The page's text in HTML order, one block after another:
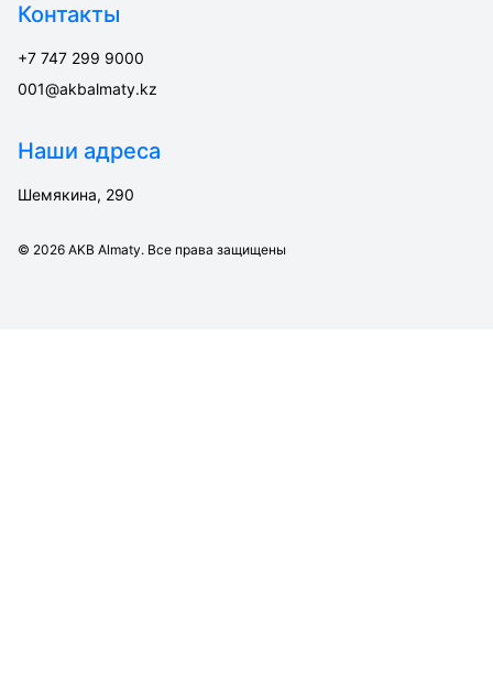
Контакты
+7 747 299 9000
001@akbalmaty.kz
Наши адреса
Шемякина, 290
© 2026 AKB Almaty. Все права защищены